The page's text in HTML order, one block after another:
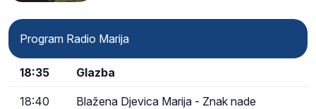
Program Radio Marija
18:35 Glazba
18:40 Blažena Djevica Marija - Znak nade